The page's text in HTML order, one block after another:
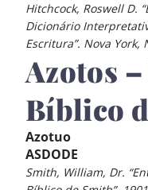
Hitchcock, Roswell D.
Dicionário
Escritura”. Nova York,
Azotos
Bíblico
Azotuo
ASDODE
Smith, William, Dr.